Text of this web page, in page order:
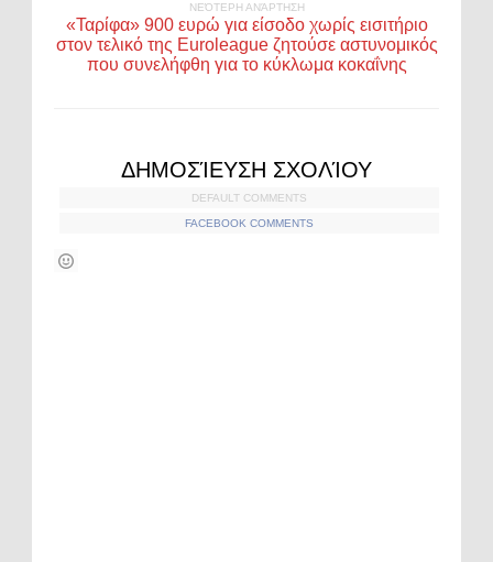
ΝΕΌΤΕΡΗ ΑΝΆΡΤΗΣΗ
«Ταρίφα» 900 ευρώ για είσοδο χωρίς εισιτήριο
στον τελικό της Euroleague ζητούσε αστυνομικός
που συνελήφθη για το κύκλωμα κοκαΐνης
ΔΗΜΟΣΊΕΥΣΗ ΣΧΟΛΊΟΥ
DEFAULT COMMENTS
FACEBOOK COMMENTS